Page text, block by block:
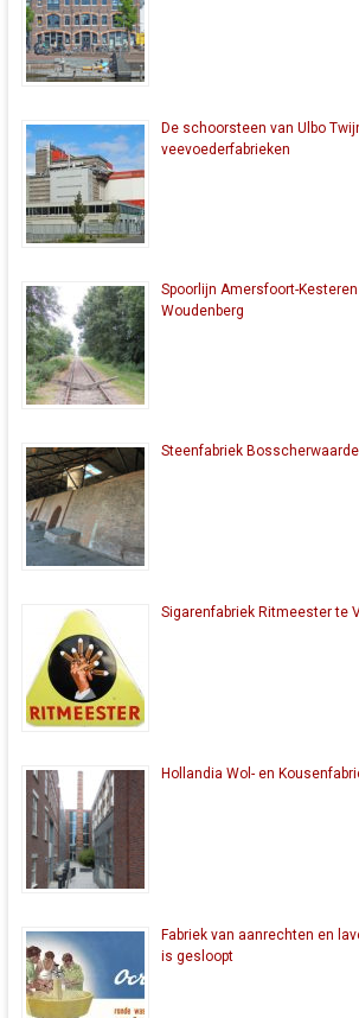
De schoorsteen van Ulbo
veevoederfabrieken
Spoorlijn Amersfoort-
Woudenberg
Steenfabriek
Sigarenfabriek Ritmeester te
Hollandia Wol- en
Fabriek van aanrechten en
is gesloopt